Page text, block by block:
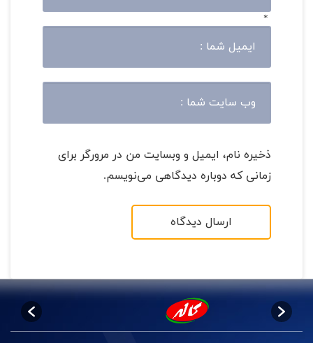
*
ذخیره نام، ایمیل و وبسایت من در مرورگر برای
زمانی که دوباره دیدگاهی می‌نویسم.